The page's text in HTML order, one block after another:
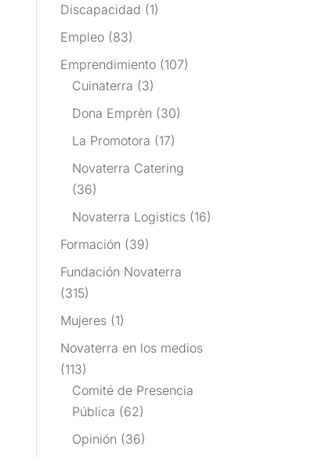
Discapacidad (1)
Empleo (83)
Emprendimiento (107)
Cuinaterra (3)
Dona Emprèn (30)
La Promotora (17)
Novaterra Catering
(36)
Novaterra Logistics (16)
Formación (39)
Fundación Novaterra
(315)
Mujeres (1)
Novaterra en los medios
(113)
Comité de Presencia
Pública (62)
Opinión (36)